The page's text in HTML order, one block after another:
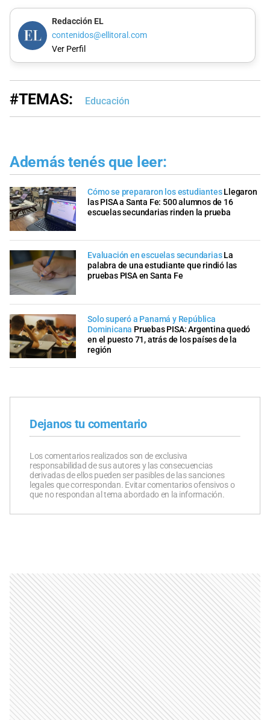
Redacción EL
contenidos@ellitoral.com
Ver Perfil
#TEMAS: Educación
Además tenés que leer:
Cómo se prepararon los estudiantes Llegaron
las PISA a Santa Fe: 500 alumnos de 16
escuelas secundarias rinden la prueba
Evaluación en escuelas secundarias La
palabra de una estudiante que rindió las
pruebas PISA en Santa Fe
Solo superó a Panamá y República
Dominicana Pruebas PISA: Argentina quedó
en el puesto 71, atrás de los países de la
región
Dejanos tu comentario
Los comentarios realizados son de exclusiva
responsabilidad de sus autores y las consecuencias
derivadas de ellos pueden ser pasibles de las sanciones
legales que correspondan. Evitar comentarios ofensivos o
que no respondan al tema abordado en la información.